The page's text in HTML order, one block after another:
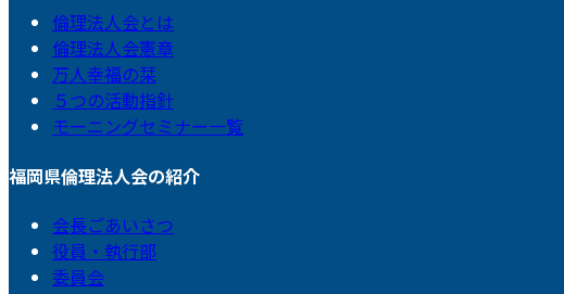
倫理法人会とは
倫理法人会憲章
万人幸福の栞
５つの活動指針
モーニングセミナー一覧
福岡県倫理法人会の紹介
会長ごあいさつ
役員・執行部
委員会